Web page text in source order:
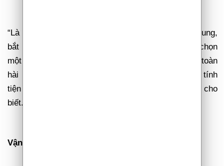
“Là phụ nữ, mình không chỉ yêu thích thiết kế trẻ trung,
bắt mắt mà còn đề cao cả những trang bị khi lựa chọn
một mẫu xe hơi. Với
, mình đã hoàn toàn
hài lòng với tất cả những tiêu chí về thiết kế lẫn tính
tiện nghi”, chị Ngọc Anh, chủ sở hữu Kia Sportage cho
biết.
Vận hành mạnh mẽ, an toàn tối ưu